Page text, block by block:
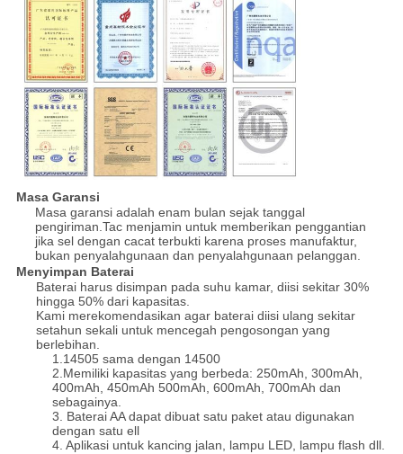
Masa Garansi
Masa garansi adalah enam bulan sejak tanggal
pengiriman.Tac menjamin untuk memberikan penggantian
jika sel dengan cacat terbukti karena proses manufaktur,
bukan penyalahgunaan dan penyalahgunaan pelanggan.
Menyimpan Baterai
Baterai harus disimpan pada suhu kamar, diisi sekitar 30%
hingga 50% dari kapasitas.
Kami merekomendasikan agar baterai diisi ulang sekitar
setahun sekali untuk mencegah pengosongan yang
berlebihan.
1.14505 sama dengan 14500
2.Memiliki kapasitas yang berbeda: 250mAh, 300mAh,
400mAh, 450mAh 500mAh, 600mAh, 700mAh dan
sebagainya.
3. Baterai AA dapat dibuat satu paket atau digunakan
dengan satu ell
4. Aplikasi untuk kancing jalan, lampu LED, lampu flash dll.